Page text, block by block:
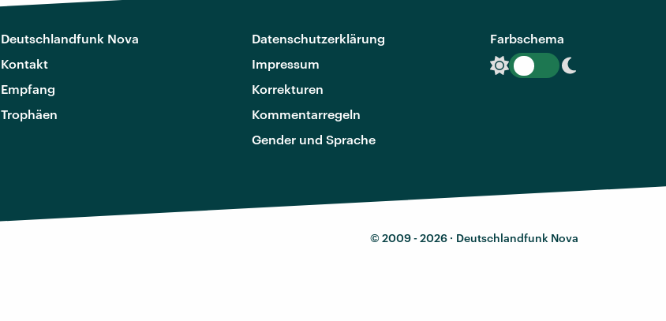
Deutschlandfunk Nova
Kontakt
Empfang
Trophäen
Datenschutzerklärung
Impressum
Korrekturen
Kommentarregeln
Gender und Sprache
Farbschema
© 2009 - 2026 · Deutschlandfunk Nova